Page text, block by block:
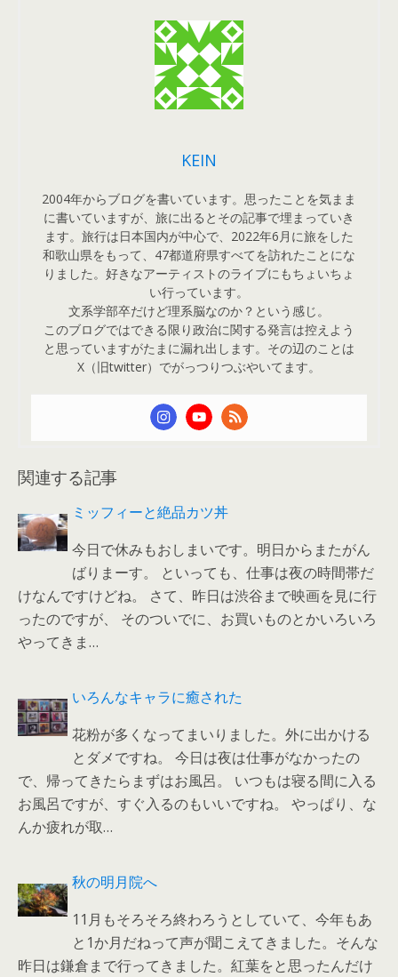
KEIN
2004年からブログを書いています。思ったことを気まま
に書いていますが、旅に出るとその記事で埋まっていき
ます。旅行は日本国内が中心で、2022年6月に旅をした
和歌山県をもって、47都道府県すべてを訪れたことにな
りました。好きなアーティストのライブにもちょいちょ
い行っています。
文系学部卒だけど理系脳なのか？という感じ。
このブログではできる限り政治に関する発言は控えよう
と思っていますがたまに漏れ出します。その辺のことは
X（旧twitter）でがっつりつぶやいてます。
関連する記事
ミッフィーと絶品カツ丼
今日で休みもおしまいです。明日からまたがん
ばりまーす。 といっても、仕事は夜の時間帯だ
けなんですけどね。 さて、昨日は渋谷まで映画を見に行
ったのですが、 そのついでに、お買いものとかいろいろ
やってきま…
いろんなキャラに癒された
花粉が多くなってまいりました。外に出かける
とダメですね。 今日は夜は仕事がなかったの
で、帰ってきたらまずはお風呂。 いつもは寝る間に入る
お風呂ですが、すぐ入るのもいいですね。 やっぱり、な
んか疲れが取…
秋の明月院へ
11月もそろそろ終わろうとしていて、今年もあ
と1か月だねって声が聞こえてきました。そんな
昨日は鎌倉まで行ってきました。紅葉をと思ったんだけ